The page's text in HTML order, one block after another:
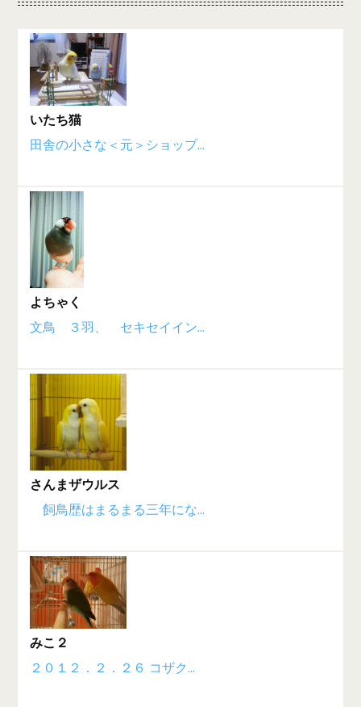
いたち猫
田舎の小さな＜元＞ショップ...
よちゃく
文鳥 ３羽、 セキセイイン...
さんまザウルス
飼鳥歴はまるまる三年にな...
みこ２
２０１２．２．２６ コザク...